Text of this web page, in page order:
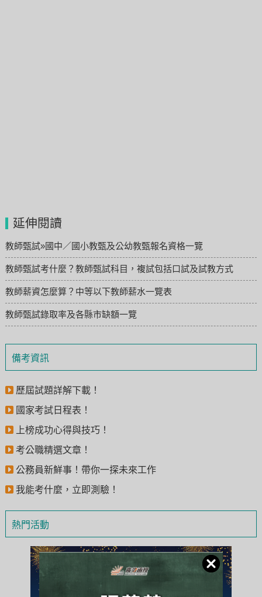
備考資訊
歷屆試題詳解下載！
國家考試日程表！
上榜成功心得與技巧！
考公職精選文章！
公務員新鮮事！帶你一探未來工作
我能考什麼，立即測驗！
熱門活動
延伸閱讀
教師甄試»國中／國小教甄及公幼教甄報名資格一覽
教師甄試考什麼？教師甄試科目，複試包括口試及試教方式
教師薪資怎麼算？中等以下教師薪水一覽表
教師甄試錄取率及各縣市缺額一覽